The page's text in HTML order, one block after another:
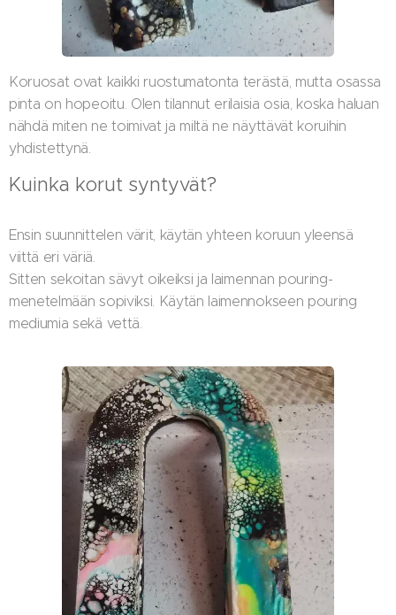
Koruosat ovat kaikki ruostumatonta terästä, mutta osassa
pinta on hopeoitu. Olen tilannut erilaisia osia, koska haluan
nähdä miten ne toimivat ja miltä ne näyttävät koruihin
yhdistettynä.
Kuinka korut syntyvät?
Ensin suunnittelen värit, käytän yhteen koruun yleensä
viittä eri väriä.
Sitten sekoitan sävyt oikeiksi ja laimennan pouring-
menetelmään sopiviksi. Käytän laimennokseen pouring
mediumia sekä vettä.